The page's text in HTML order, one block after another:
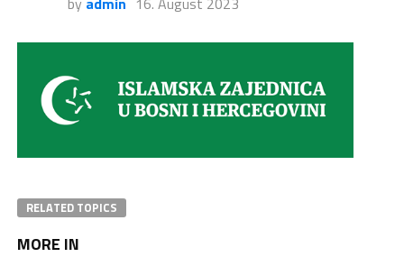
RELATED TOPICS
MORE IN